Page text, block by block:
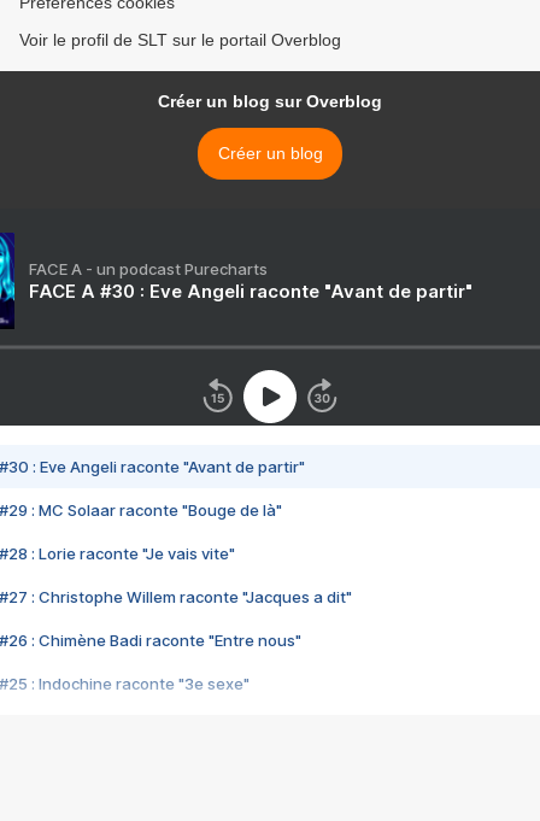
Voir le profil de SLT sur le portail Overblog
Créer un blog sur Overblog
Créer un blog
FACE A - un podcast Purecharts
FACE A #30 : Eve Angeli raconte "Avant de partir"
#30 : Eve Angeli raconte "Avant de partir"
#29 : MC Solaar raconte "Bouge de là"
#28 : Lorie raconte "Je vais vite"
#27 : Christophe Willem raconte "Jacques a dit"
#26 : Chimène Badi raconte "Entre nous"
#25 : Indochine raconte "3e sexe"